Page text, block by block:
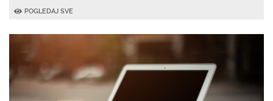
POGLEDAJ SVE